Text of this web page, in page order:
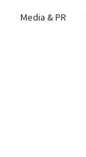
Media & PR